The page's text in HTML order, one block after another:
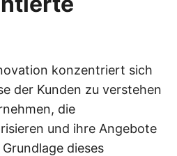
konzentriert sich
der Kunden zu verstehen
die
und ihre Angebote
dieses